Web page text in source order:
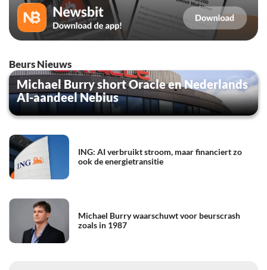
Beurs Nieuws
Michael Burry short Oracle en Nederlands
AI-aandeel Nebius
ING: AI verbruikt stroom, maar financiert zo
ook de energietransitie
Michael Burry waarschuwt voor beurscrash
zoals in 1987